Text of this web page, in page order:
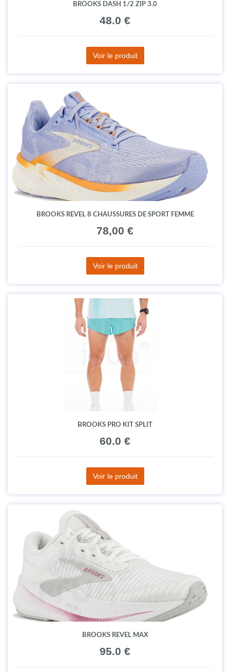
BROOKS DASH 1/2 ZIP 3.0
48.0 €
Voir le produit
BROOKS REVEL 8 CHAUSSURES DE SPORT FEMME
78,00 €
Voir le produit
BROOKS PRO KIT SPLIT
60.0 €
Voir le produit
BROOKS REVEL MAX
95.0 €